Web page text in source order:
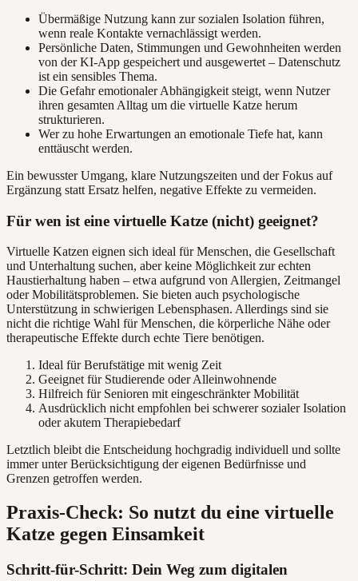
Übermäßige Nutzung kann zur sozialen Isolation führen,
wenn reale Kontakte vernachlässigt werden.
Persönliche Daten, Stimmungen und Gewohnheiten werden
von der KI-App gespeichert und ausgewertet – Datenschutz
ist ein sensibles Thema.
Die Gefahr emotionaler Abhängigkeit steigt, wenn Nutzer
ihren gesamten Alltag um die virtuelle Katze herum
strukturieren.
Wer zu hohe Erwartungen an emotionale Tiefe hat, kann
enttäuscht werden.
Ein bewusster Umgang, klare Nutzungszeiten und der Fokus auf
Ergänzung statt Ersatz helfen, negative Effekte zu vermeiden.
Für wen ist eine virtuelle Katze (nicht) geeignet?
Virtuelle Katzen eignen sich ideal für Menschen, die Gesellschaft
und Unterhaltung suchen, aber keine Möglichkeit zur echten
Haustierhaltung haben – etwa aufgrund von Allergien, Zeitmangel
oder Mobilitätsproblemen. Sie bieten auch psychologische
Unterstützung in schwierigen Lebensphasen. Allerdings sind sie
nicht die richtige Wahl für Menschen, die körperliche Nähe oder
therapeutische Effekte durch echte Tiere benötigen.
Ideal für Berufstätige mit wenig Zeit
Geeignet für Studierende oder Alleinwohnende
Hilfreich für Senioren mit eingeschränkter Mobilität
Ausdrücklich nicht empfohlen bei schwerer sozialer Isolation
oder akutem Therapiebedarf
Letztlich bleibt die Entscheidung hochgradig individuell und sollte
immer unter Berücksichtigung der eigenen Bedürfnisse und
Grenzen getroffen werden.
Praxis-Check: So nutzt du eine virtuelle
Katze gegen Einsamkeit
Schritt-für-Schritt: Dein Weg zum digitalen